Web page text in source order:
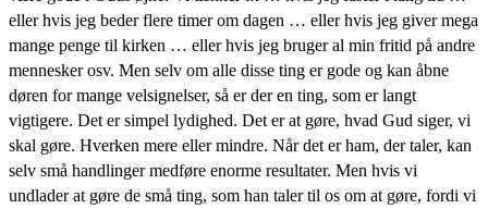
eller hvis jeg beder flere timer om dagen … eller hvis jeg giver mega
mange penge til kirken … eller hvis jeg bruger al min fritid på andre
mennesker osv. Men selv om alle disse ting er gode og kan åbne
døren for mange velsignelser, så er der en ting, som er langt
vigtigere. Det er simpel lydighed. Det er at gøre, hvad Gud siger, vi
skal gøre. Hverken mere eller mindre. Når det er ham, der taler, kan
selv små handlinger medføre enorme resultater. Men hvis vi
undlader at gøre de små ting, som han taler til os om at gøre, fordi vi